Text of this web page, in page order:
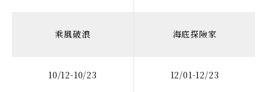
乘風破浪 海底探險家
10/12-10/23 12/01-12/23